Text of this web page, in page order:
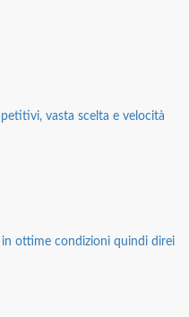
vasta scelta e velocità
ottime condizioni quindi direi